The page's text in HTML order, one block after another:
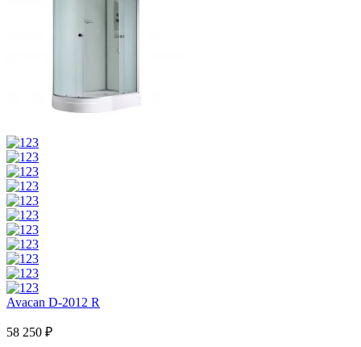
Avacan D-2012 R
58 250 ₽